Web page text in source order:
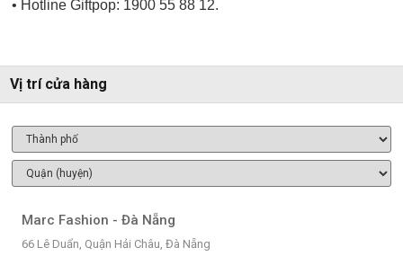
• Hotline Giftpop: 1900 55 88 12.
Vị trí cửa hàng
Marc Fashion - Đà Nẵng
66 Lê Duẩn, Quận Hải Châu, Đà Nẵng